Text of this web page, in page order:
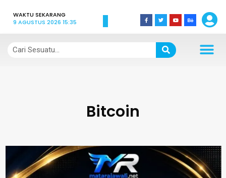
WAKTU SEKARANG
9 AGUSTUS 2026 15:35
Bitcoin